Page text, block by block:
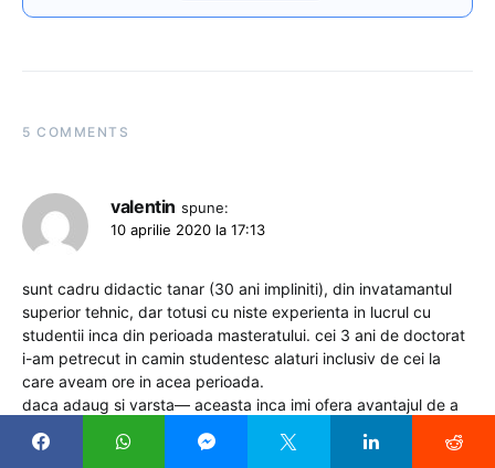
5 COMMENTS
valentin spune:
10 aprilie 2020 la 17:13
sunt cadru didactic tanar (30 ani impliniti), din invatamantul
superior tehnic, dar totusi cu niste experienta in lucrul cu
studentii inca din perioada masteratului. cei 3 ani de doctorat
i-am petrecut in camin studentesc alaturi inclusiv de cei la
care aveam ore in acea perioada.
daca adaug si varsta— aceasta inca imi ofera avantajul de a
parere despre continutul articolului.